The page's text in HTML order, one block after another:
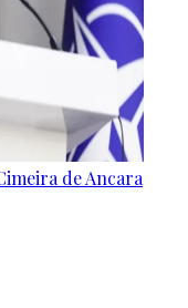
de Ancara